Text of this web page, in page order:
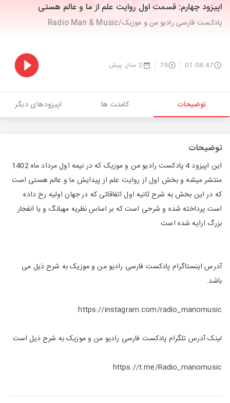
اپیزود چهارم: قسمت اول روایت علم از ما و عالم هستی
پادکست فارسی رادیو من و موزیک/Radio Man & Music
01:08:47
79 2 سال پیش
توضیحات کامنت ها اپیزودهای دیگر
توضیحات
این اپیزود 4 پادکست رادیو من و موزیک که در نیمه اول مرداد ماه 1402
منتشر میشه و بخش اول از روایت علم از پیدایش ما و عالم هستی است
که در این بخش به شرح ثانیه اول اتفاقاتی که در جهان اولیه رخ داده
است پرداخته شده و شرحی است که بر اساس نظریه مهبانگ و یا انفجار
بزرگ ارایه شده است
آدرس اینستاگرام پادکست فارسی رادیو من و موزیک به شرح ذیل می
باشد.
https://instagram.com/radio_manomusic
لینک آدرس تلگرام پادکست فارسی رادیو من و موزیک به شرح ذیل است
https://t.me/Radio_manomusic